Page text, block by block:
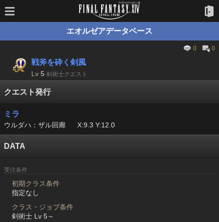
エオルゼアデータベース
0 0
戦斧を砕く剣風
Lv 5 剣術士クエスト
クエスト発行
ミラ
ウルダハ：ザル回廊 X:9.3 Y:12.0
DATA
受注条件
初期クラス条件
指定なし
クラス・ジョブ条件
剣術士 Lv 5～